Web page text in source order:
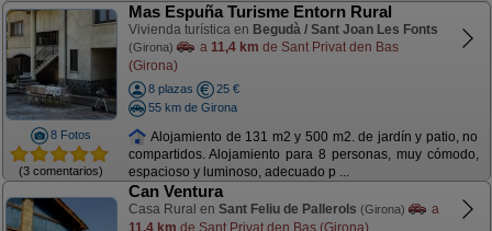
8 Fotos
(3 comentarios)
Mas Espuña Turisme Entorn Rural
Vivienda turística en Begudà / Sant Joan Les Fonts
(Girona) a 11,4 km de Sant Privat den Bas
(Girona)
8 plazas
25 €
55 km de Girona
Alojamiento de 131 m2 y 500 m2. de jardín y patio, no
compartidos. Alojamiento para 8 personas, muy cómodo,
espacioso y luminoso, adecuado p ...
Can Ventura
Casa Rural en Sant Feliu de Pallerols (Girona)
a
11,4 km de Sant Privat den Bas (Girona)